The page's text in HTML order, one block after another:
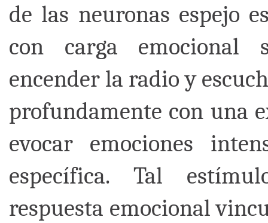
de las neuronas espejo
con carga emocional
encender la radio y
profundamente con una
evocar emociones
específica. Tal
respuesta emocional